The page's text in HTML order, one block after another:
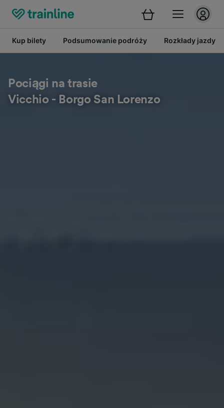
Kup bilety Podsumowanie podróży Rozkłady jazdy
Pociągi na trasie
Vicchio - Borgo San Lorenzo